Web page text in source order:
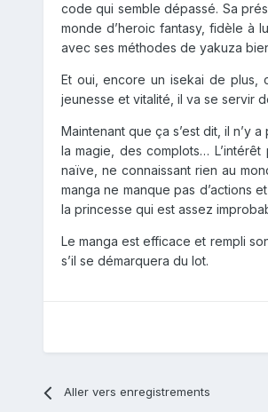
code qui semble dépassé. Sa
monde d’heroic fantasy, fidèle à
avec ses méthodes de yakuza
Et oui, encore un isekai de plus,
jeunesse et vitalité, il va se servir
Maintenant que ça s’est dit, il
la magie, des complots…
naïve, ne connaissant rien au
manga ne manque pas d’actions
la princesse qui est assez
Le manga est efficace et rempli
s’il se démarquera du lot.
Aller vers enregistrements